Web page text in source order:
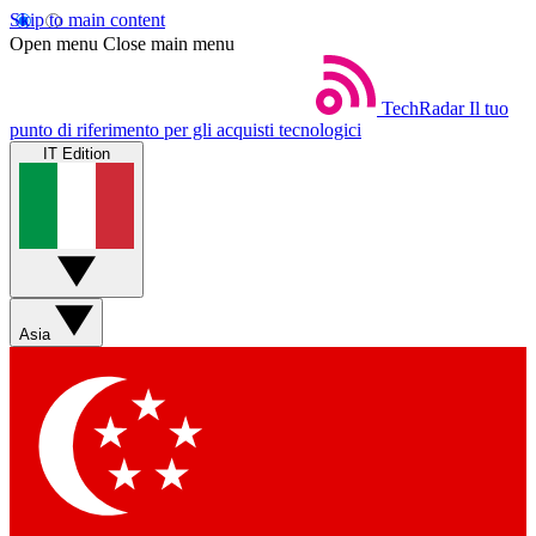
Skip to main content
Open menu Close main menu
TechRadar Il tuo
punto di riferimento per gli acquisti tecnologici
IT Edition
Asia